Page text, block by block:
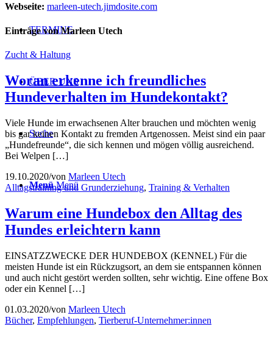
TERMINE
ÜBER UNS
Suche
Menü Menü
Webseite: marleen-utech.jimdosite.com
Einträge von Marleen Utech
Zucht & Haltung
Woran erkenne ich freundliches
Hundeverhalten im Hundekontakt?
Viele Hunde im erwachsenen Alter brauchen und möchten wenig
bis gar keinen Kontakt zu fremden Artgenossen. Meist sind ein paar
„Hundefreunde“, die sich kennen und mögen völlig ausreichend.
Bei Welpen […]
19.10.2020/von Marleen Utech
Alltagstraining und Grunderziehung, Training & Verhalten
Warum eine Hundebox den Alltag des
Hundes erleichtern kann
EINSATZZWECKE DER HUNDEBOX (KENNEL) Für die
meisten Hunde ist ein Rückzugsort, an dem sie entspannen können
und auch nicht gestört werden sollten, sehr wichtig. Eine offene Box
oder ein Kennel […]
01.03.2020/von Marleen Utech
Bücher, Empfehlungen, Tierberuf-Unternehmer:innen